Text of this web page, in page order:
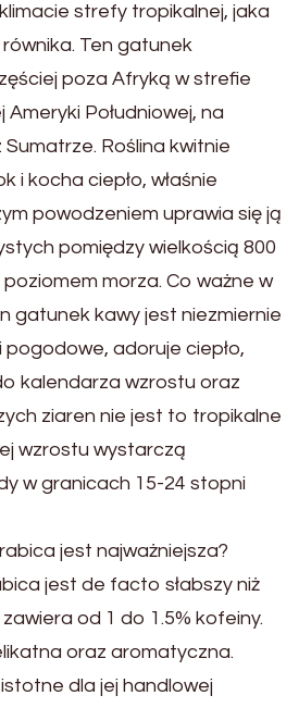
strefy tropikalnej, jaka
równika. Ten gatunek
poza Afryką w strefie
Południowej, na
Roślina kwitnie
i kocha ciepło, właśnie
powodzeniem uprawia się ją
pomiędzy wielkością 800
morza. Co ważne w
gatunek kawy jest niezmiernie
adoruje ciepło,
kalendarza wzrostu oraz
ziaren nie jest to tropikalne
wzrostu wystarczą
w granicach 15-24 stopni
jest najważniejsza?
jest de facto słabszy niż
od 1 do 1.5% kofeiny.
oraz aromatyczna.
dla jej handlowej